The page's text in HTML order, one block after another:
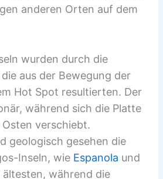
anderen Orten auf dem
wurden durch die
aus der Bewegung der
Hot Spot resultierten. Der
während sich die Platte
verschiebt.
geologisch gesehen die
Inseln, wie Espanola und
ältesten, während die